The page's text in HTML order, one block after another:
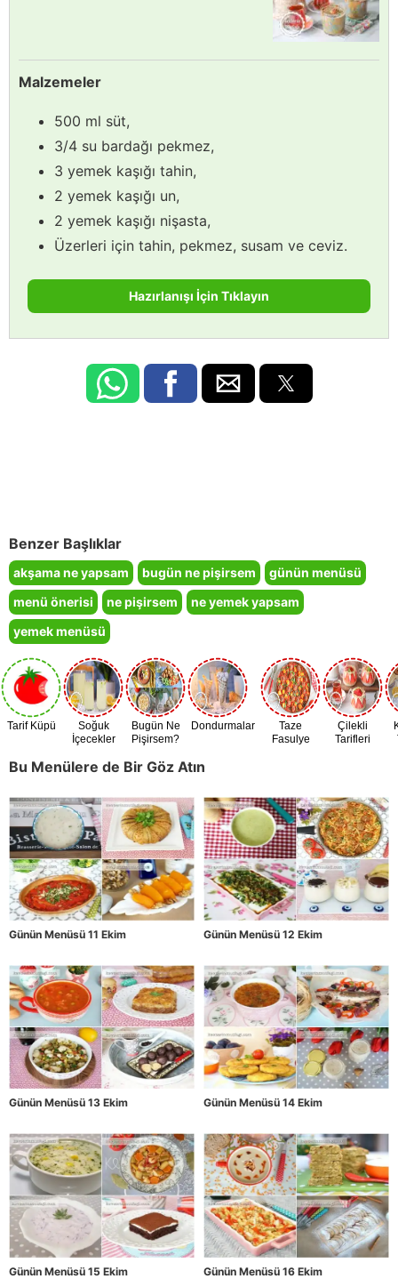
Malzemeler
500 ml süt,
3/4 su bardağı pekmez,
3 yemek kaşığı tahin,
2 yemek kaşığı un,
2 yemek kaşığı nişasta,
Üzerleri için tahin, pekmez, susam ve ceviz.
Hazırlanışı İçin Tıklayın
Benzer Başlıklar
akşama ne yapsam bugün ne pişirsem
günün menüsü
menü önerisi
ne pişirsem
ne yemek yapsam
yemek menüsü
Tarif Küpü
Soğuk
İçecekler
Bugün Ne
Pişirsem?
Dondurmalar
Taze
Fasulye
Çilekli
Tarifleri
Bu Menülere de Bir Göz Atın
Günün Menüsü 11 Ekim Günün Menüsü 12 Ekim
Günün Menüsü 13 Ekim Günün Menüsü 14 Ekim
Günün Menüsü 15 Ekim Günün Menüsü 16 Ekim